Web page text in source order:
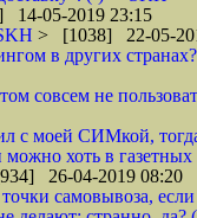
05-2019 23:15
> [1038] 22-05-
в других
совсем не
с моей СИМкой,
хоть в газетных
26-04-2019 08:20
точки самовывоза,